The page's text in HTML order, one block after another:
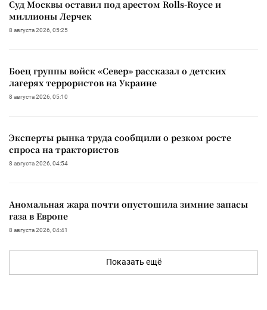
Суд Москвы оставил под арестом Rolls-Royce и
миллионы Лерчек
8 августа 2026, 05:25
Боец группы войск «Север» рассказал о детских
лагерях террористов на Украине
8 августа 2026, 05:10
Эксперты рынка труда сообщили о резком росте
спроса на трактористов
8 августа 2026, 04:54
Аномальная жара почти опустошила зимние запасы
газа в Европе
8 августа 2026, 04:41
Показать ещё